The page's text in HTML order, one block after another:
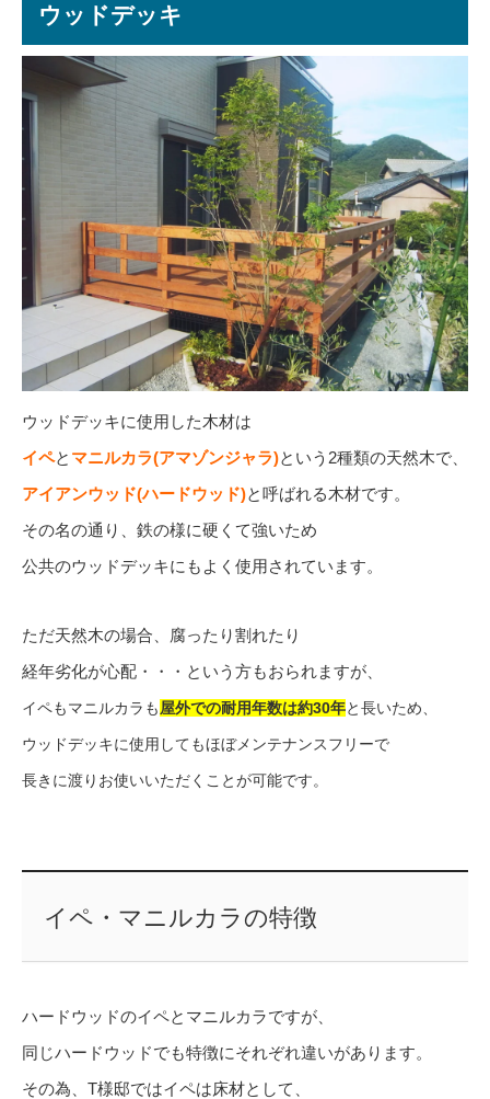
ウッドデッキ
ウッドデッキに使用した木材は
イペと マニルカラ(アマゾンジャラ)という2種類の天然木で、
アイアンウッド(ハードウッド)と呼ばれる木材です。
その名の通り、鉄の様に硬くて強いため
公共のウッドデッキにもよく使用されています。
ただ天然木の場合、腐ったり割れたり
経年劣化が心配・・・という方もおられますが、
イペもマニルカラも屋外での耐用年数は約30年と長いため、
ウッドデッキに使用してもほぼメンテナンスフリーで
長きに渡りお使いいただくことが可能です。
イペ・マニルカラの特徴
ハードウッドのイペとマニルカラですが、
同じハードウッドでも特徴にそれぞれ違いがあります。
その為、T様邸ではイペは床材として、